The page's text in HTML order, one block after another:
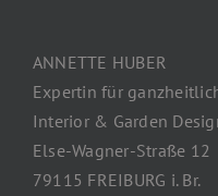
ANNETTE HUBER
Expertin für
Interior & Garden
Else-Wagner-Straße 12
79115 FREIBURG i. Br.